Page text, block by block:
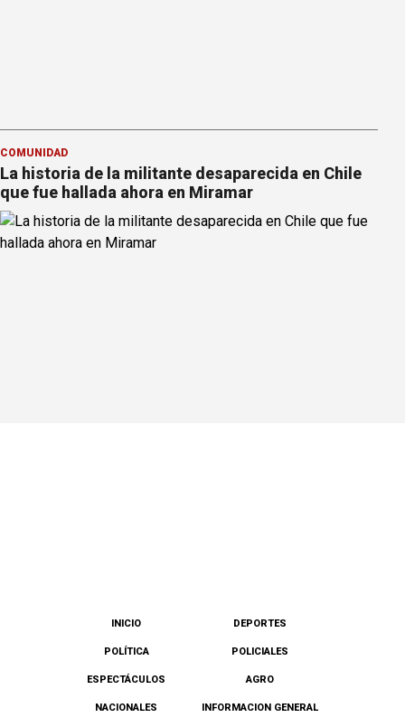
COMUNIDAD
La historia de la militante desaparecida en Chile
que fue hallada ahora en Miramar
INICIO DEPORTES
POLÍTICA POLICIALES
ESPECTÁCULOS AGRO
NACIONALES INFORMACION GENERAL